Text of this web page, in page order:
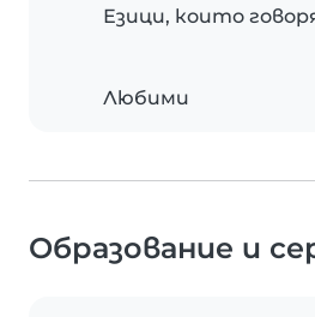
Езици, които
Любими
Образование и